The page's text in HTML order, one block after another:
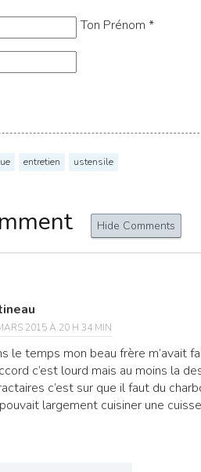
Ton Prénom *
entretien ustensile
Hide Comments
2015 À 20 H 34 MIN
le temps mon beau frère m’avait
c’est lourd mais au moins la
c’est sur que il faut du
largement cuisiner une